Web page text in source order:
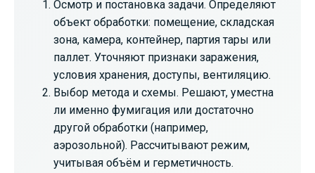
Осмотр и постановка задачи. Определяют
объект обработки: помещение, складская
зона, камера, контейнер, партия тары или
паллет. Уточняют признаки заражения,
условия хранения, доступы, вентиляцию.
Выбор метода и схемы. Решают, уместна
ли именно фумигация или достаточно
другой обработки (например,
аэрозольной). Рассчитывают режим,
учитывая объём и герметичность.